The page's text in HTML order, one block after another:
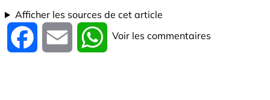
Afficher les sources de cet article
Facebook Email WhatsApp
Voir les commentaires